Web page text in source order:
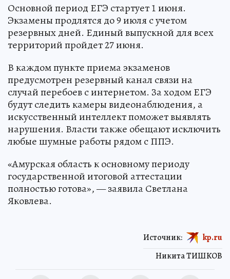
Основной период ЕГЭ стартует 1 июня.
Экзамены продлятся до 9 июля с учетом
резервных дней. Единый выпускной для всех
территорий пройдет 27 июня.
В каждом пункте приема экзаменов
предусмотрен резервный канал связи на
случай перебоев с интернетом. За ходом ЕГЭ
будут следить камеры видеонаблюдения, а
искусственный интеллект поможет выявлять
нарушения. Власти также обещают исключить
любые шумные работы рядом с ППЭ.
«Амурская область к основному периоду
государственной итоговой аттестации
полностью готова», — заявила Светлана
Яковлева.
Никита ТИШКОВ
Источник: kp.ru